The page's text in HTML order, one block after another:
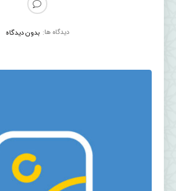
دیدگاه ها: بدون دیدگاه